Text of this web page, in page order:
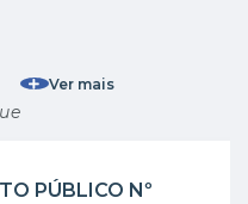
Ver mais
PÚBLICO Nº